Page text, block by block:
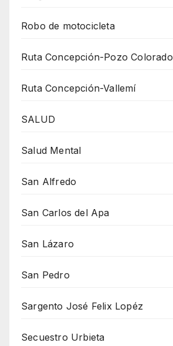
Robo de motocicleta
Ruta Concepción-Pozo Colorado
Ruta Concepción-Vallemí
SALUD
Salud Mental
San Alfredo
San Carlos del Apa
San Lázaro
San Pedro
Sargento José Felix Lopéz
Secuestro Urbieta